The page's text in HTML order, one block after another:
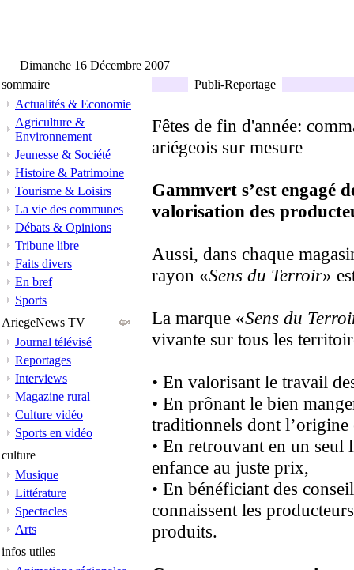
Dimanche 16 Décembre 2007
sommaire
Actualités & Economie
Agriculture &
Environnement
Jeunesse & Société
Histoire & Patrimoine
Tourisme & Loisirs
La vie des communes
Débats & Opinions
Tribune libre
Faits divers
En bref
Sports
AriegeNews TV
Journal télévisé
Reportages
Interviews
Magazine rural
Culture vidéo
Sports en vidéo
culture
Musique
Littérature
Spectacles
Arts
infos utiles
Publi-Reportage
Fêtes de fin d'année:
ariégeois sur mesure
Gammvert s’est engagé
valorisation des
Aussi, dans chaque
rayon «Sens du Terroir»
La marque «Sens du
vivante sur tous les
• En valorisant le travail
• En prônant le bien
traditionnels dont l’origine
• En retrouvant en un
enfance au juste prix,
• En bénéficiant des
connaissent les
produits.